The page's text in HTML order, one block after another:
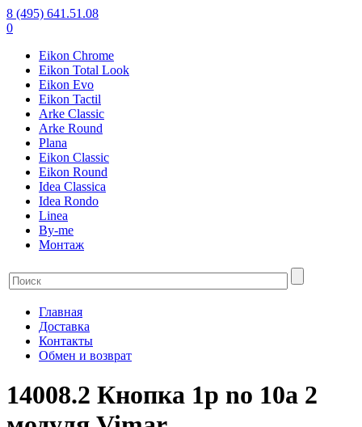
8 (495) 641.51.08
0
Eikon Chrome
Eikon Total Look
Eikon Evo
Eikon Tactil
Arke Classic
Arke Round
Plana
Eikon Classic
Eikon Round
Idea Classica
Idea Rondo
Linea
By-me
Монтаж
Главная
Доставка
Контакты
Обмен и возврат
14008.2 Кнопка 1p no 10a 2